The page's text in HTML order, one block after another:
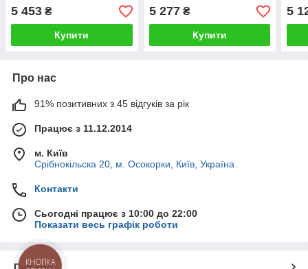
5 453 ₴
Купити
5 277₴
Купити
5
Про нас
91% позитивних з 45 відгуків за рік
Працює з 11.12.2014
м. Київ
Срібнокільска 20, м. Осокорки, Київ, Україна
Контакти
Сьогодні працює з 10:00 до 22:00
Показати весь графік роботи
КНОПКА